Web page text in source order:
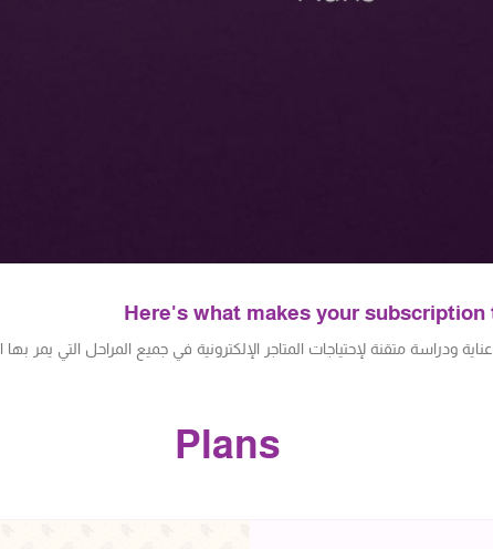
Here's what makes your
متقنة لإحتياجات المتاجر الإلكترونية في جميع المراحل التي يمر بها
Plans